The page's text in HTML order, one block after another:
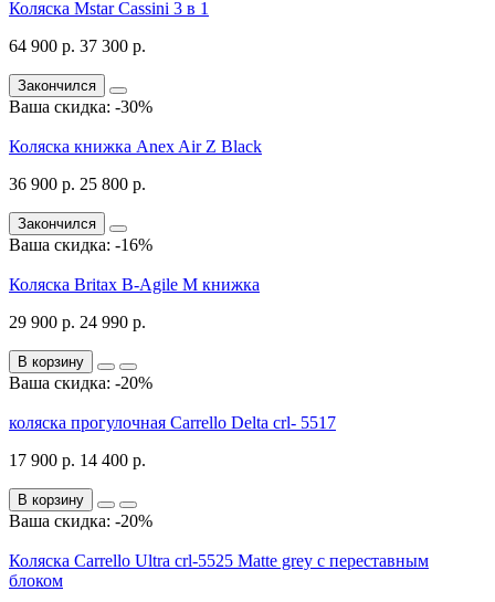
Коляска Mstar Cassini 3 в 1
64 900 р. 37 300 р.
Закончился
Ваша скидка: -30%
Коляска книжка Anex Air Z Black
36 900 р. 25 800 р.
Закончился
Ваша скидка: -16%
Коляска Britax B-Agile M книжка
29 900 р. 24 990 р.
В корзину
Ваша скидка: -20%
коляска прогулочная Carrello Delta crl- 5517
17 900 р. 14 400 р.
В корзину
Ваша скидка: -20%
Коляска Carrello Ultra crl-5525 Matte grey с переставным
блоком